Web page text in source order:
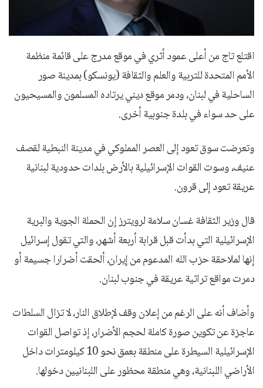
اقتلع تاج من أعلى عمود أثري في موقع مدرج على قائمة منظمة
الأمم المتحدة للتربية والعلم والثقافة (يونسكو) بمدينة صور
الساحلية في لبنان، ودمر موقع ديني يرتاده المسلمون والمسيحيون
على حد سواء في بلدة جنوبية أخرى.
وتعرضت سوق تعود إلى العصر المملوكي في مدينة النبطية لقصف
عنيف، وسوت القوات الإسرائيلية بالأرض بلدات حدودية لبنانية
عريقة تعود إلى قرون.
قال وزير الثقافة غسان سلامة لرويترز إن الحملة الجوية والبرية
الإسرائيلية التي بدأت قبل قرابة أربعة أشهر، والتي تقول إسرائيل
إنها لملاحقة حزب الله المدعوم من إيران، ألحقت أضرارا جسيمة أو
دمرت مواقع تراثية عريقة في جنوب لبنان.
وأضاف أنه على الرغم من إعلان وقف لإطلاق النار، لا تزال السلطات
عاجزة عن تكوين صورة كاملة لحجم الأضرار، إذ تواصل القوات
الإسرائيلية السيطرة على منطقة بعمق نحو 10 كيلومترات داخل
الأراضي اللبنانية، وهي منطقة محظور على اللبنانيين دخولها.